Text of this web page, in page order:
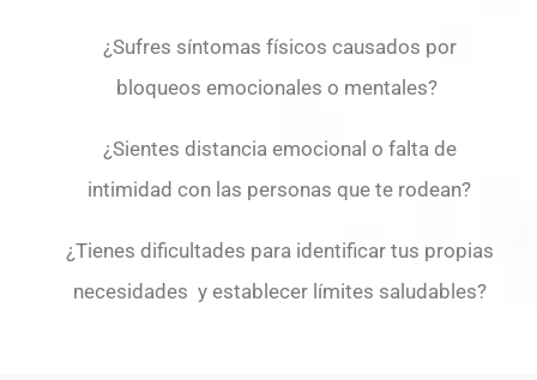
¿Sufres síntomas físicos causados por
bloqueos emocionales o mentales?
¿Sientes distancia emocional o falta de
intimidad con las personas que te rodean?
¿Tienes dificultades para identificar tus propias
necesidades y establecer límites saludables?